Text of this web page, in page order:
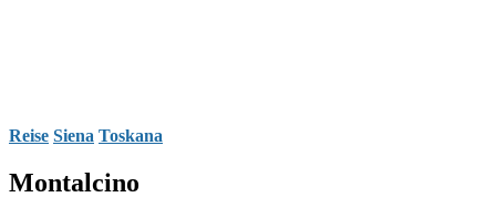
Reise Siena Toskana
Montalcino